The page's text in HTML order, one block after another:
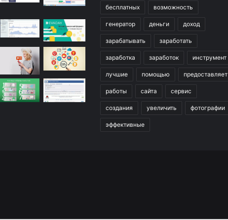
бесплатных возможность
генератор деньги доход
зарабатывать заработать
заработка заработок инструмент
лучшие помощью предоставляет
работы сайта сервис
создания увеличить фотографии
эффективные